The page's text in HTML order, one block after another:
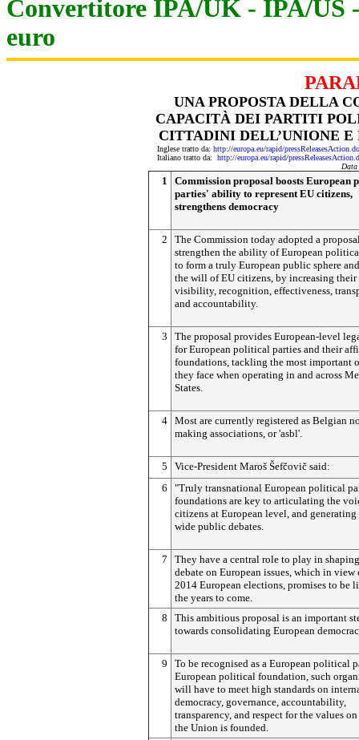
Convertitore IPA/UK - IPA/US
euro
UNA PROPOSTA DELLA
CAPACITÀ DEI PARTITI
CITTADINI DELL’UNIONE
Inglese tratto da: http://europa.eu/rapid/
Italiano tratto da: http://europa.eu/rapid/
Data
1
Commission proposal boosts European
parties' ability to represent EU citizens,
strengthens democracy
2
The Commission today adopted a
strengthen the ability of European
to form a truly European public sphere
the will of EU citizens, by increasing their
visibility, recognition, effectiveness,
and accountability.
3
The proposal provides European-level
for European political parties and their
foundations, tackling the most important
they face when operating in and across
States.
4 Most are currently registered as Belgian
making associations, or 'asbl'.
5 Vice-President Maroš Šefčovič said:
6
"Truly transnational European political
foundations are key to articulating the
citizens at European level, and generating
wide public debates.
7
They have a central role to play in
debate on European issues, which in view
2014 European elections, promises to be
the years to come.
8
This ambitious proposal is an important
towards consolidating European
9
To be recognised as a European political
European political foundation, such
will have to meet high standards on
democracy, governance, accountability,
transparency, and respect for the values
the Union is founded.